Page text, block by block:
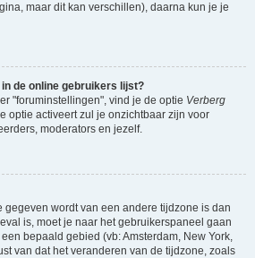
maar dit kan verschillen), daarna kun je je
de online gebruikers lijst?
"foruminstellingen", vind je de optie Verberg
optie activeert zul je onzichtbaar zijn voor
moderators en jezelf.
gegeven wordt van een andere tijdzone is dan
is, moet je naar het gebruikerspaneel gaan
bepaald gebied (vb: Amsterdam, New York,
van dat het veranderen van de tijdzone, zoals